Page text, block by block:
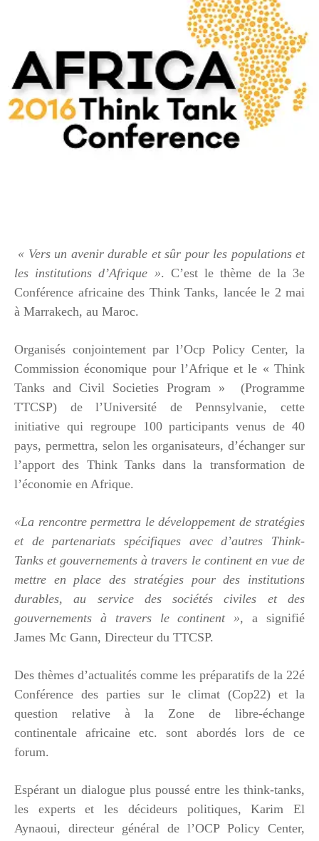
« Vers un avenir durable et sûr pour les populations et
les institutions d’Afrique ». C’est le thème de la 3e
Conférence africaine des Think Tanks, lancée le 2 mai
à Marrakech, au Maroc.
Organisés conjointement par l’Ocp Policy Center, la
Commission économique pour l’Afrique et le « Think
Tanks and Civil Societies Program » (Programme
TTCSP) de l’Université de Pennsylvanie, cette
initiative qui regroupe 100 participants venus de 40
pays, permettra, selon les organisateurs, d’échanger sur
l’apport des Think Tanks dans la transformation de
l’économie en Afrique.
«La rencontre permettra le développement de stratégies
et de partenariats spécifiques avec d’autres Think-
Tanks et gouvernements à travers le continent en vue de
mettre en place des stratégies pour des institutions
durables, au service des sociétés civiles et des
gouvernements à travers le continent »,
a signifié
James Mc Gann, Directeur du TTCSP.
Des thèmes d’actualités comme les préparatifs de la 22é
Conférence des parties sur le climat (Cop22) et la
question relative à la Zone de libre-échange
continentale africaine etc. sont abordés lors de ce
forum.
Espérant un dialogue plus poussé entre les think-tanks,
les experts et les décideurs politiques, Karim El
Aynaoui, directeur général de l’OCP Policy Center,